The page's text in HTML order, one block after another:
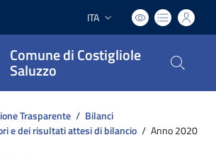
Lingua attiva:
ITA
Comune di Costigliole
Saluzzo
Trasparente / Bilanci
e dei risultati attesi di bilancio / Anno 2020